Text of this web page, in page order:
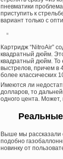
пневматики
приступить к
вариант только с
Картридж “NitroAir”
квадратный дюйм.
квадратный дюйм. То
выстрелов, причем в
более классических
Имеются ли
долларов, то
одного цента. Может,
Выше мы рассказали
подобно
новинку от